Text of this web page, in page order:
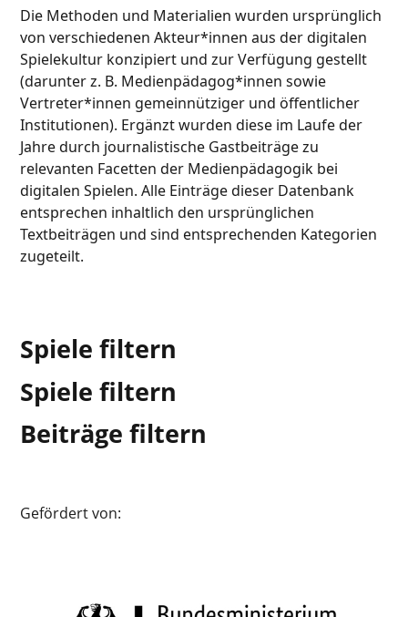
Die Methoden und Materialien wurden ursprünglich
von verschiedenen Akteur*innen aus der digitalen
Spielekultur konzipiert und zur Verfügung gestellt
(darunter z. B. Medienpädagog*innen sowie
Vertreter*innen gemeinnütziger und öffentlicher
Institutionen). Ergänzt wurden diese im Laufe der
Jahre durch journalistische Gastbeiträge zu
relevanten Facetten der Medienpädagogik bei
digitalen Spielen. Alle Einträge dieser Datenbank
entsprechen inhaltlich den ursprünglichen
Textbeiträgen und sind entsprechenden Kategorien
zugeteilt.
Spiele filtern
Spiele filtern
Beiträge filtern
Gefördert von: